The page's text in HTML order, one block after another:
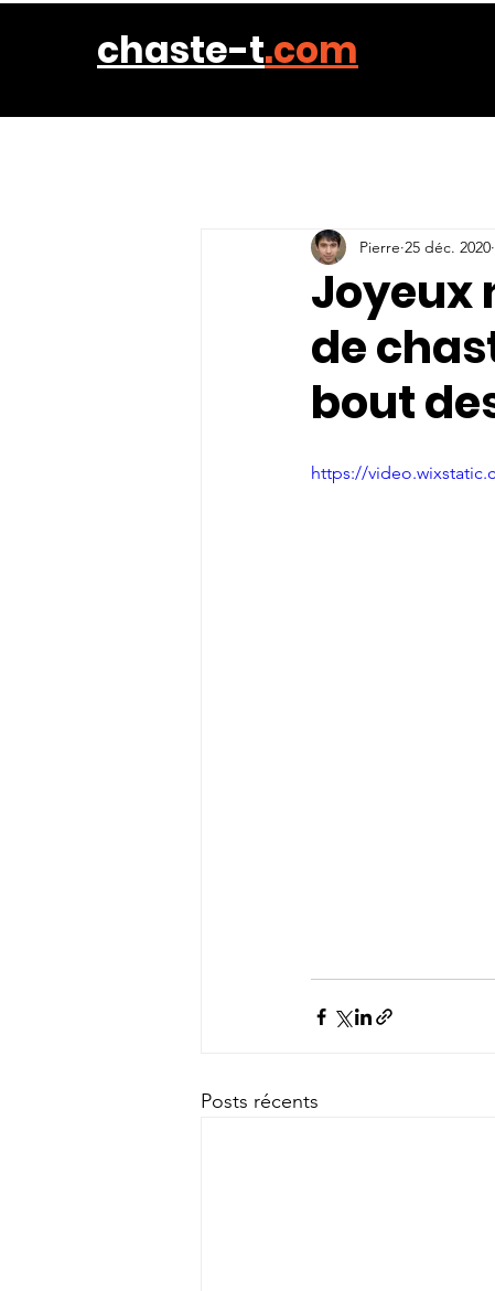
chaste-t.com
Joyeux
de
bout
Pierre 25 déc. 2020
https://
Posts récents